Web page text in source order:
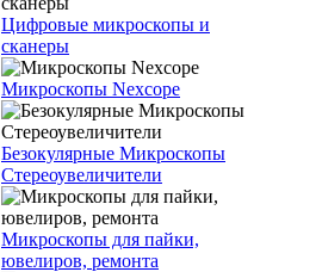
Цифровые микроскопы и
сканеры
Микроскопы Nexcope
Безокулярные Микроскопы
Стереоувеличители
Микроскопы для пайки,
ювелиров, ремонта